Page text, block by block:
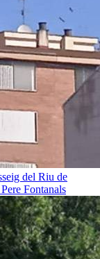
del Riu de
Pere Fontanals